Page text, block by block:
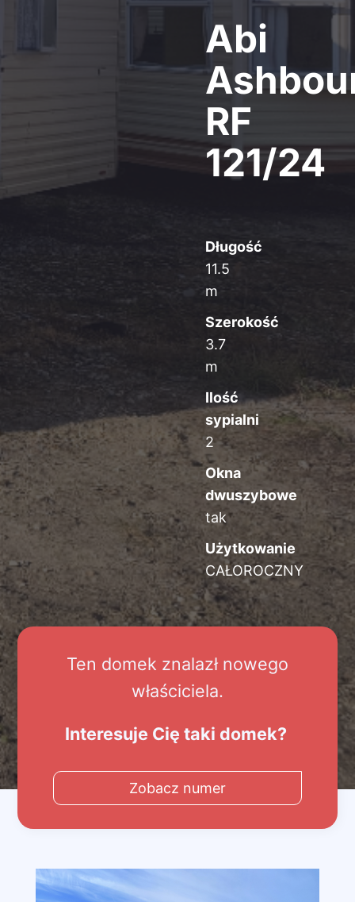
Ten domek znalazł nowego
właściciela.
Interesuje Cię taki domek?
Zobacz numer
Abi
RF
121/24
Długość
11.5
m
Szerokość
3.7
m
Ilość
sypialni
2
Okna
dwuszybowe
tak
Użytkowanie
CAŁOROCZNY